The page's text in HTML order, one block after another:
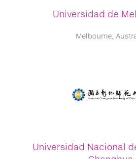
Universidad de
Melbourne,
Universidad Nacional